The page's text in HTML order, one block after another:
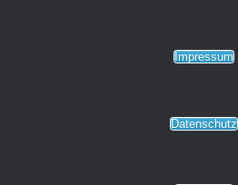
Impressum
Datenschutz